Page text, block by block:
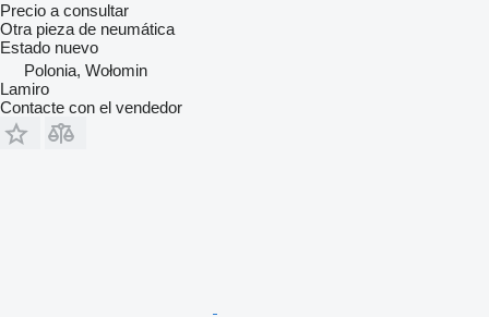
Precio a consultar
Otra pieza de neumática
Estado nuevo
Polonia, Wołomin
Lamiro
Contacte con el vendedor